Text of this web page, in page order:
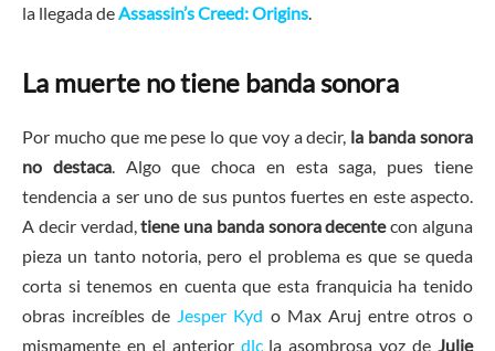
la llegada de Assassin’s Creed: Origins
La muerte no tiene banda sonora
Por mucho que me pese lo que voy a decir, la banda sonora
no destaca. Algo que choca en esta saga, pues tiene
tendencia a ser uno de sus puntos fuertes en este aspecto.
A decir verdad,tiene una banda sonora decentecon alguna
pieza un tanto notoria, pero el problema es que se queda
corta si tenemos en cuenta que esta franquicia ha tenido
obras increíbles de Jesper Kyd o Max Aruj entre otros o
mismamente en el anterior dlcla asombrosa voz de Julie